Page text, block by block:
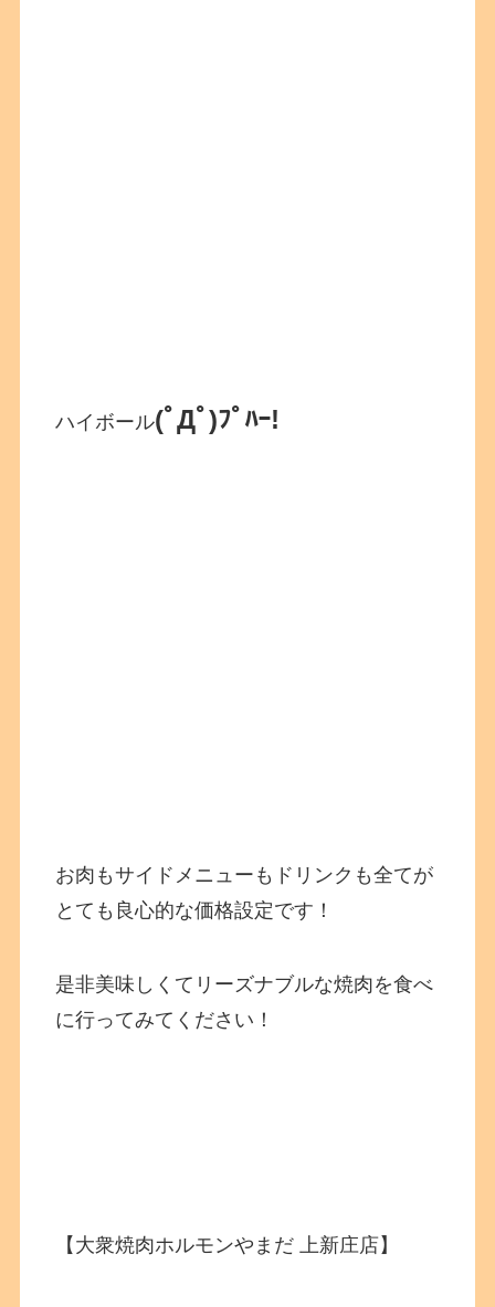
ハイボール(ﾟДﾟ)ﾌﾟﾊｰ!
お肉もサイドメニューもドリンクも全てが
とても良心的な価格設定です！
是非美味しくてリーズナブルな焼肉を食べ
に行ってみてください！
【大衆焼肉ホルモンやまだ 上新庄店】